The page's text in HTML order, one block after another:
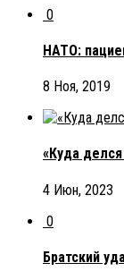
0
НАТО:
8 Ноя, 2019
«Куда
4 Июн, 2023
0
Братский